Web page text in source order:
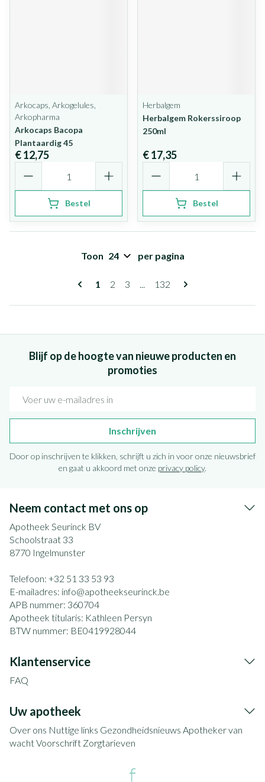
Arkocaps, Arkogelules,
Arkopharma
Arkocaps Bacopa
Plantaardig 45
€ 12,75
Bestel
Herbalgem
Herbalgem Rokerssiroop
250ml
€ 17,35
Bestel
Pagina's
U lees momenteel pagina
1 Pagina
2 Pagina
3 ... Pagina
132
Toon per pagina
Blijf op de hoogte van nieuwe producten en
promoties
Inschrijven
Door op inschrijven te klikken, schrijft u zich in voor onze nieuwsbrief
en gaat u akkoord met onze privacy policy.
Neem contact met ons op
Apotheek Seurinck BV
Schoolstraat 33
8770 Ingelmunster
Telefoon: +32 51 33 53 93
E-mailadres: info@apotheekseurinck.be
APB nummer: 360704
Apotheek titularis: Kathleen Persyn
BTW nummer: BE0419928044
Klantenservice
FAQ
Uw apotheek
Over ons Nuttige links Gezondheidsnieuws Apotheker van
wachtVoorschrift Zorgtarieven